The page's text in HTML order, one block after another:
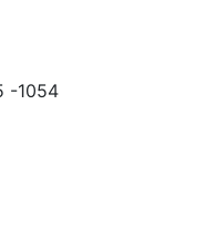
-1054